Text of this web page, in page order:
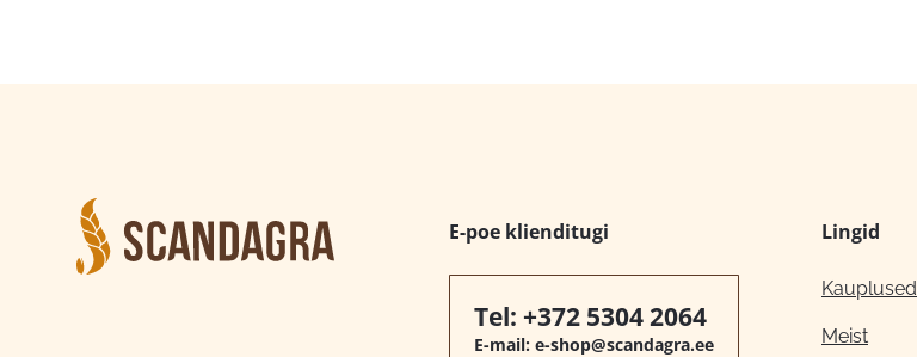
E-poe klienditugi
Tel: +372 5304 2064
E-mail: e-shop@scandagra.ee
Lingid
Kauplused
Meist